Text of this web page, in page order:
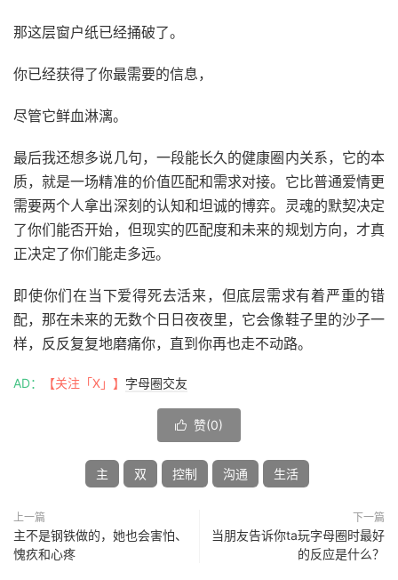
那这层窗户纸已经捅破了。
你已经获得了你最需要的信息，
尽管它鲜血淋漓。
最后我还想多说几句，一段能长久的健康圈内关系，它的本
质，就是一场精准的价值匹配和需求对接。它比普通爱情更
需要两个人拿出深刻的认知和坦诚的博弈。灵魂的默契决定
了你们能否开始，但现实的匹配度和未来的规划方向，才真
正决定了你们能走多远。
即使你们在当下爱得死去活来，但底层需求有着严重的错
配，那在未来的无数个日日夜夜里，它会像鞋子里的沙子一
样，反反复复地磨痛你，直到你再也走不动路。
AD： 【关注「X」】 字母圈交友
 赞(0)
主 双 控制 沟通 生活
上一篇
主不是钢铁做的，她也会害怕、
愧疚和心疼
下一篇
当朋友告诉你ta玩字母圈时最好
的反应是什么？